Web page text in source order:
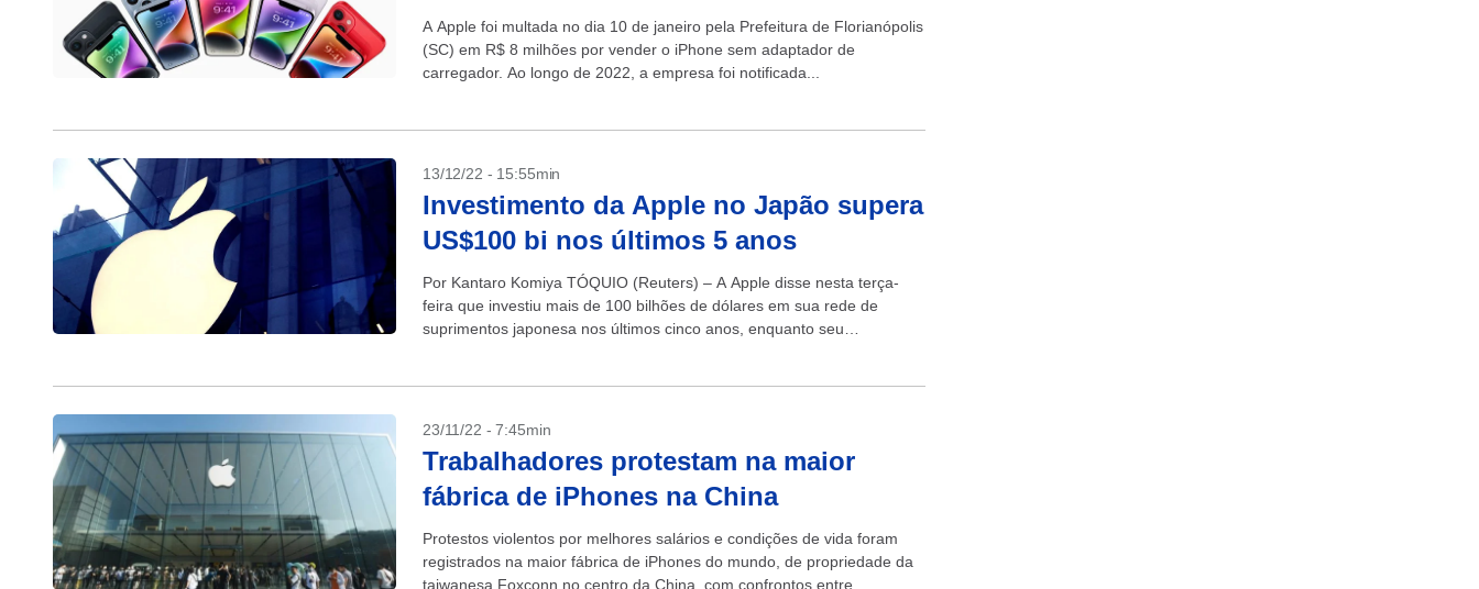
A Apple foi multada no dia 10 de janeiro pela Prefeitura de Florianópolis
(SC) em R$ 8 milhões por vender o iPhone sem adaptador de
carregador. Ao longo de 2022, a empresa foi notificada...
13/12/22 - 15:55min
Investimento da Apple no Japão supera
US$100 bi nos últimos 5 anos
Por Kantaro Komiya TÓQUIO (Reuters) – A Apple disse nesta terça-
feira que investiu mais de 100 bilhões de dólares em sua rede de
suprimentos japonesa nos últimos cinco anos, enquanto seu
23/11/22 - 7:45min
Trabalhadores protestam na maior
fábrica de iPhones na China
Protestos violentos por melhores salários e condições de vida foram
registrados na maior fábrica de iPhones do mundo, de propriedade da
taiwanesa Foxconn no centro da China, com confrontos entre